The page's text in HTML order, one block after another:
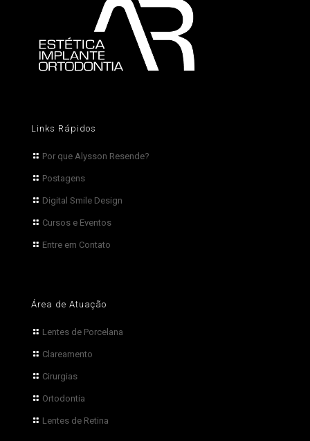
Links Rápidos
Por que Alysson Resende?
Postagens
Digital Smile Design
Cursos e Eventos
Entre em Contato
Área de Atuação
Lentes de Porcelana
Clareamento
Cirurgias
Ortodontia
Lentes de Retina